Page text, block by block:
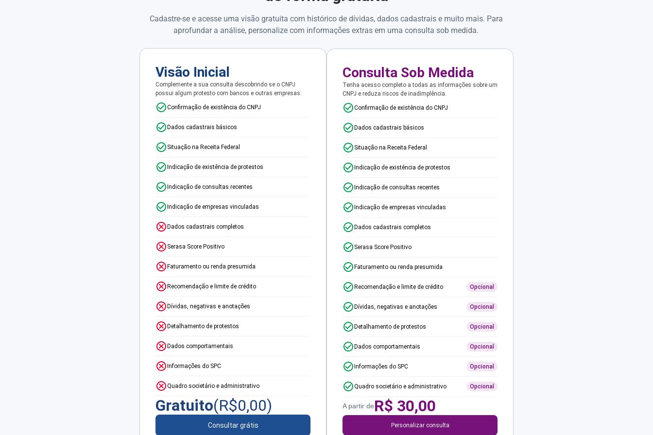
Cadastre-se e acesse uma visão gratuita com histórico de dívidas, dados cadastrais e muito mais. Para
aprofundar a análise, personalize com informações extras em uma consulta sob medida.
Visão Inicial
Complemente a sua consulta descobrindo se o CNPJ
possui algum protesto com bancos e outras empresas.
Confirmação de existência do CNPJ
Dados cadastrais básicos
Situação na Receita Federal
Indicação de existência de protestos
Indicação de consultas recentes
Indicação de empresas vinculadas
Dados cadastrais completos
Serasa Score Positivo
Faturamento ou renda presumida
Recomendação e limite de crédito
Dívidas, negativas e anotações
Detalhamento de protestos
Dados comportamentais
Informações do SPC
Quadro societário e administrativo
Gratuito(R$0,00)
Consultar grátis
Consulta Sob Medida
Tenha acesso completo a todas as informações sobre um
CNPJ e reduza riscos de inadimplência.
Confirmação de existência do CNPJ
Dados cadastrais básicos
Situação na Receita Federal
Indicação de existência de protestos
Indicação de consultas recentes
Indicação de empresas vinculadas
Dados cadastrais completos
Serasa Score Positivo
Faturamento ou renda presumida
Recomendação e limite de crédito Opcional
Dívidas, negativas e anotações Opcional
Detalhamento de protestos Opcional
Dados comportamentais Opcional
Informações do SPC Opcional
Quadro societário e administrativo Opcional
A partir deR$ 30,00
Personalizar consulta